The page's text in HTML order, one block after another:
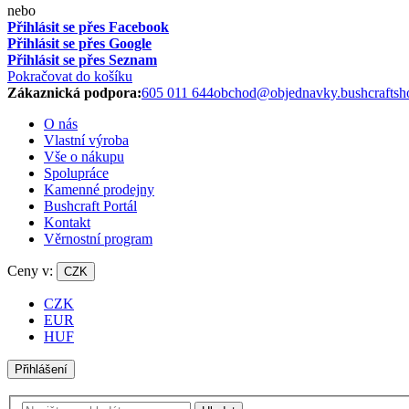
nebo
Přihlásit se přes Facebook
Přihlásit se přes Google
Přihlásit se přes Seznam
Pokračovat do košíku
Zákaznická podpora:605 011 644
O nás
Vlastní výroba
Vše o nákupu
Spolupráce
Kamenné prodejny
Bushcraft Portál
Kontakt
Věrnostní program
Ceny v: CZK
CZK
EUR
HUF
Přihlášení